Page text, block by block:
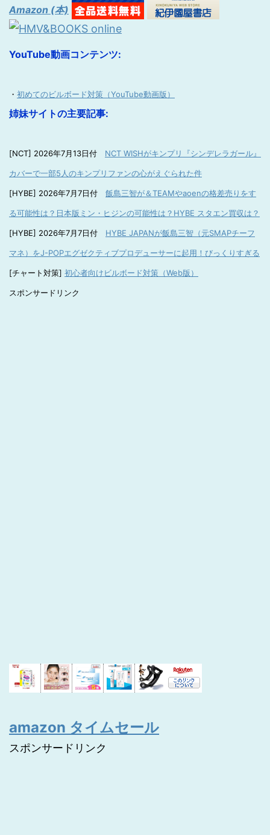
Amazon (本)
YouTube動画コンテンツ:
・ 初めてのビルボード対策（YouTube動画版）
姉妹サイトの主要記事:
[NCT] 2026年7月13日付 NCT WISHがキンプリ『シンデレラガール』
カバーで一部5人のキンプリファンの心がえぐられた件
[HYBE] 2026年7月7日付 飯島三智が＆TEAMやaoenの格差売りをす
る可能性は？日本版ミン・ヒジンの可能性は？HYBE スタエン買収は？
[HYBE] 2026年7月7日付 HYBE JAPANが飯島三智（元SMAPチーフ
マネ）をJ-POPエグゼクティブプロデューサーに起用！びっくりすぎる
[チャート対策] 初心者向けビルボード対策（Web版）
スポンサードリンク
amazon タイムセール
スポンサードリンク